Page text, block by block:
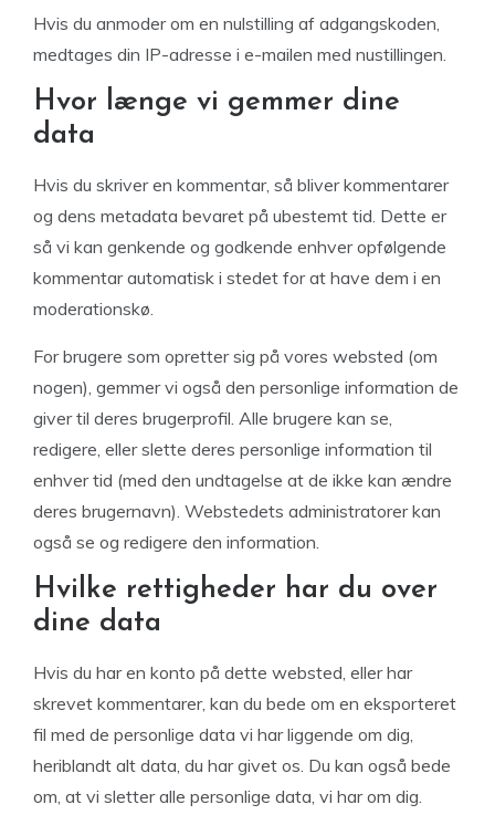
Hvis du anmoder om en nulstilling af adgangskoden,
medtages din IP-adresse i e-mailen med nustillingen.
Hvor længe vi gemmer dine
data
Hvis du skriver en kommentar, så bliver kommentarer
og dens metadata bevaret på ubestemt tid. Dette er
så vi kan genkende og godkende enhver opfølgende
kommentar automatisk i stedet for at have dem i en
moderationskø.
For brugere som opretter sig på vores websted (om
nogen), gemmer vi også den personlige information de
giver til deres brugerprofil. Alle brugere kan se,
redigere, eller slette deres personlige information til
enhver tid (med den undtagelse at de ikke kan ændre
deres brugernavn). Webstedets administratorer kan
også se og redigere den information.
Hvilke rettigheder har du over
dine data
Hvis du har en konto på dette websted, eller har
skrevet kommentarer, kan du bede om en eksporteret
fil med de personlige data vi har liggende om dig,
heriblandt alt data, du har givet os. Du kan også bede
om, at vi sletter alle personlige data, vi har om dig.